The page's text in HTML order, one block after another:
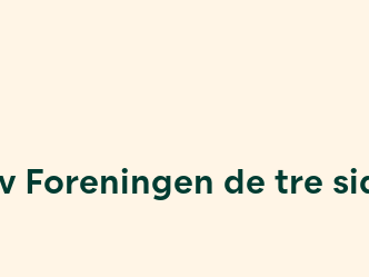
Foreningen de tre